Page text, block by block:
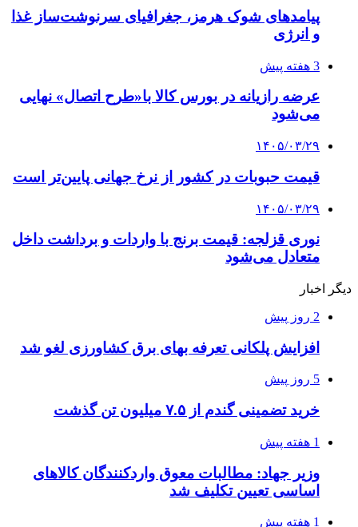
پیامدهای شوک هرمز، جغرافیای سرنوشت‌ساز غذا
و انرژی
3 هفته پیش
عرضه رازیانه در بورس کالا با«طرح اتصال» نهایی
می‌شود
۱۴۰۵/۰۳/۲۹
قیمت حبوبات در کشور از نرخ جهانی پایین‌تر است
۱۴۰۵/۰۳/۲۹
نوری قزلجه: قیمت برنج با واردات و برداشت داخل
متعادل می‌شود
دیگر اخبار
2 روز پیش
افزایش پلکانی تعرفه بهای برق کشاورزی لغو شد
5 روز پیش
خرید تضمینی گندم از ۷.۵ میلیون تن گذشت
1 هفته پیش
وزیر جهاد: مطالبات معوق واردکنندگان کالاهای
اساسی تعیین تکلیف شد
1 هفته پیش